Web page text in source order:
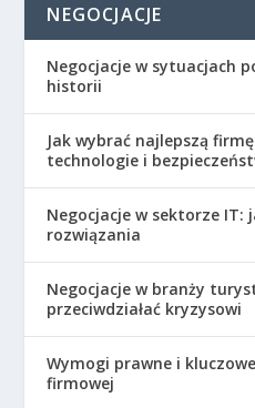
NEGOCJACJE
Negocjacje w sytuacjach
historii
Jak wybrać najlepszą
technologie i
Negocjacje w sektorze IT:
rozwiązania
Negocjacje w branży
przeciwdziałać kryzysowi
Wymogi prawne i
firmowej